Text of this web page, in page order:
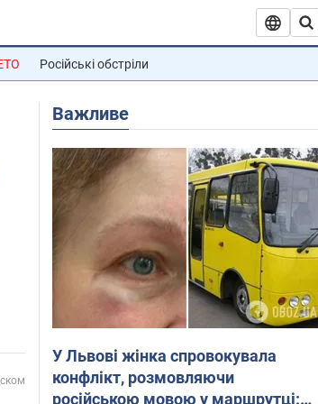
Російські обстріли
Важливе
У Львові жінка спровокувала
конфлікт, розмовляючи
російською мовою у маршрутці: